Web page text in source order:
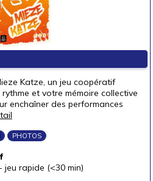
Katze, un jeu coopératif
et votre mémoire collective
enchaîner des performances
PHOTOS
- jeu rapide (<30 min)